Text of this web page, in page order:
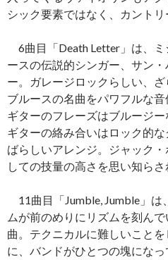
シック要素ではなく、カントリ
6曲目「Death Letter」は、
ースの伝説的シンガー、サン
ー。ガレージロックらしい、ざ
ブルースの名曲をパワフルな音
ギターのフレーズはブルージ
ギターの絡み合いはロック的
ばらしいアレンジ。ジャック
しての技量の高さを思い知らさ
11曲目「Jumble, Jumble」は
ムが前のめりにリズムを刻ん
曲。テクニカルに難しいこと
に、バンドがひとつの塊にな